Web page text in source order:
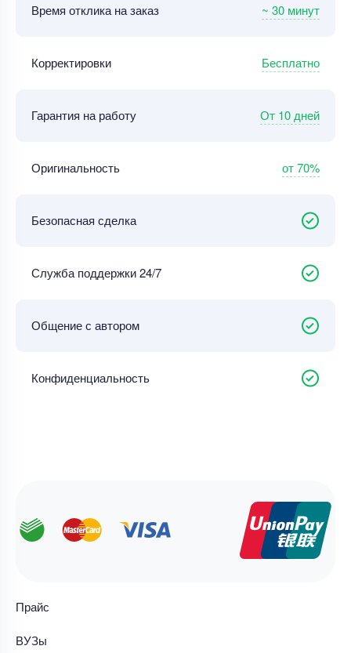
Время отклика на заказ ~ 30 минут
Корректировки Бесплатно
Гарантия на работу От 10 дней
Оригинальность от 70%
Безопасная сделка
Служба поддержки 24/7
Общение с автором
Конфиденциальность
Прайс
ВУЗы